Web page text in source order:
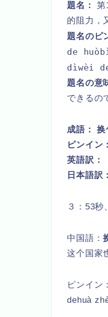
題名：
第
的阻力，
題名のピ
de
dìwèi
題名の意
できるの
成語：
换
ピンイン
英語訳
日本語訳
３：53秒
中国語：
这个国家
ピンイン：
dehuà